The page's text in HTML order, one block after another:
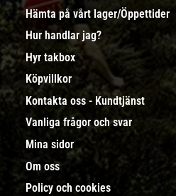
Hämta på vårt lager/Öppettider
Hur handlar jag?
Hyr takbox
Köpvillkor
Kontakta oss - Kundtjänst
Vanliga frågor och svar
Mina sidor
Om oss
Policy och cookies